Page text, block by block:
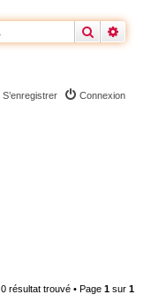
Rechercher
Connexion
S’enregistrer
0 résultat trouvé • Page1 sur1